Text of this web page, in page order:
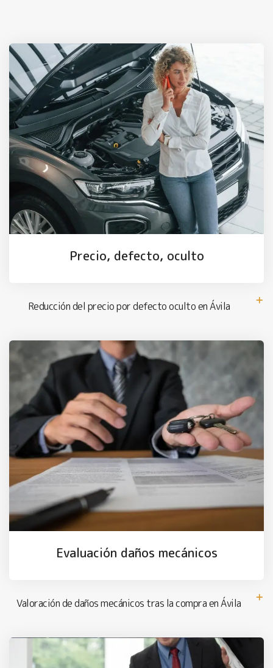
Precio, defecto, oculto
Reducción del precio por defecto oculto en Ávila
Evaluación daños mecánicos
Valoración de daños mecánicos tras la compra en Ávila